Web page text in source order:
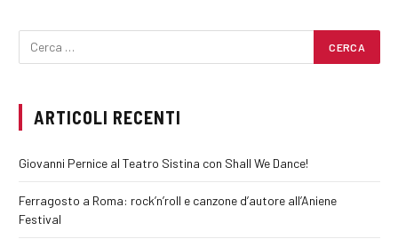
ARTICOLI RECENTI
Giovanni Pernice al Teatro Sistina con Shall We Dance!
Ferragosto a Roma: rock’n’roll e canzone d’autore all’Aniene
Festival